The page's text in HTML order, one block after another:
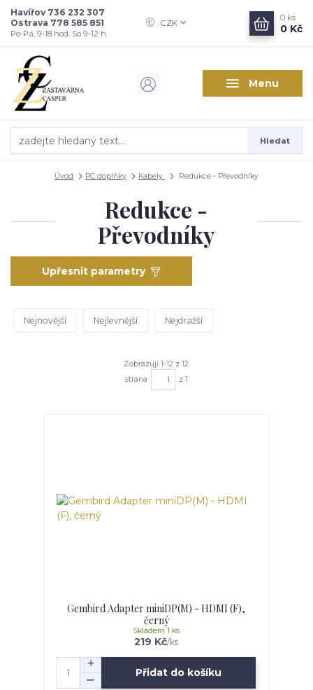
Menu
CZK
Hledat
Havířov 736 232 307
Ostrava 778 585 851
Po-Pá, 9-18 hod. So 9-12 h.
0 ks
0 Kč
Úvod PC doplňky Kabely Redukce - Převodníky
Redukce -
Převodníky
Upřesnit parametry
Nejnovější Nejlevnější Nejdražší
Zobrazuji 1-12 z 12
strana
z 1
Gembird Adapter miniDP(M) - HDMI (F),
černý
219 Kč/ks
Skladem 1 ks
Přidat do košíku